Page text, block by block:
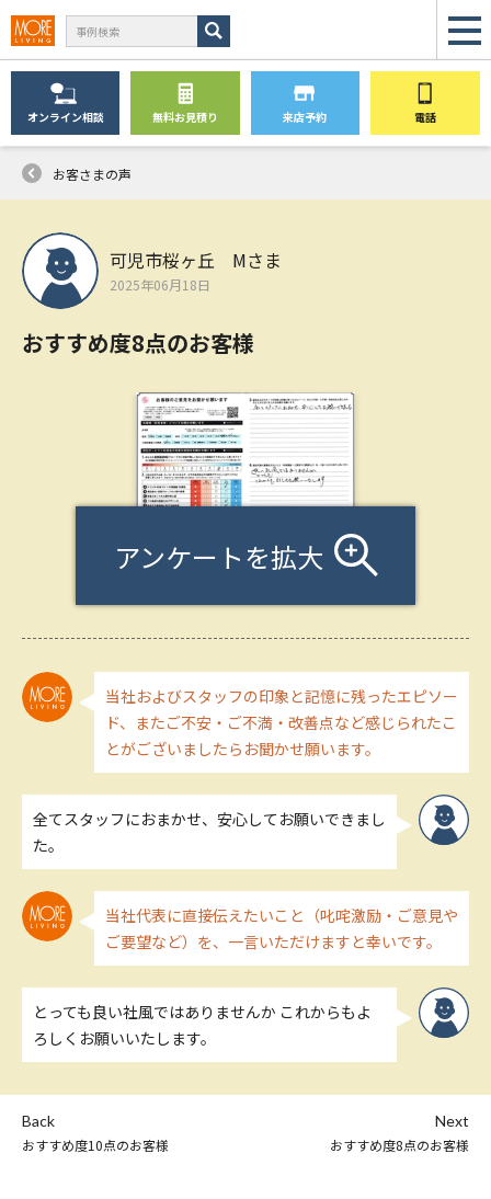
オンライン相談 無料お見積り 来店予約 電話
お客さまの声
可児市桜ヶ丘 Mさま
2025年06月18日
おすすめ度8点のお客様
アンケートを拡大
当社およびスタッフの印象と記憶に残ったエピソー
ド、またご不安・ご不満・改善点など感じられたこ
とがございましたらお聞かせ願います。
全てスタッフにおまかせ、安心してお願いできまし
た。
当社代表に直接伝えたいこと（叱咤激励・ご意見や
ご要望など）を、一言いただけますと幸いです。
とっても良い社風ではありませんか これからもよ
ろしくお願いいたします。
Back
おすすめ度10点のお客様
Next
おすすめ度8点のお客様